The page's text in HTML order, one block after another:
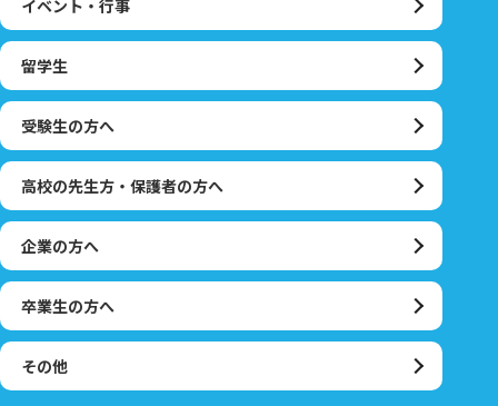
イベント・行事
留学生
受験生の方へ
高校の先生方・保護者の方へ
企業の方へ
卒業生の方へ
その他